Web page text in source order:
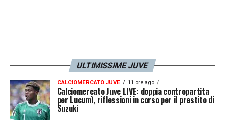
ULTIMISSIME JUVE
CALCIOMERCATO JUVE 11 ore ago
Calciomercato Juve LIVE: doppia contropartita
per Lucumì, riflessioni in corso per il prestito di
Suzuki